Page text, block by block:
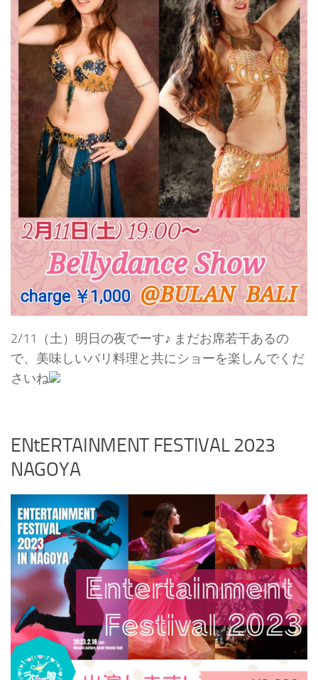
2/11（土）明日の夜でーす♪ まだお席若干あるの
で、美味しいバリ料理と共にショーを楽しんでくだ
さいね
ENtERTAINMENT FESTIVAL 2023
NAGOYA